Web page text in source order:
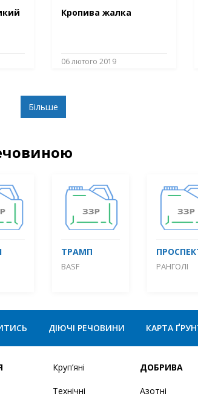
Кропива жалка
06 лютого 2019
Більше
ТРАМП
BASF РАНГОЛІ
ДІЮЧІ РЕЧОВИНИ КАРТА
Круп’яні
Технічні
ДОБРИВА
Азотні